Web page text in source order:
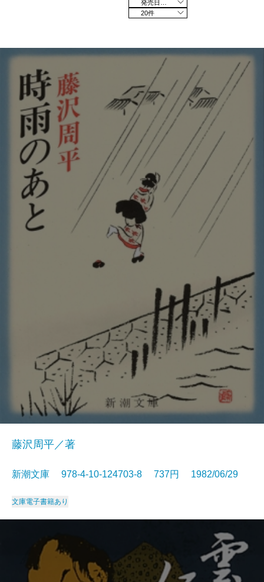
20件
藤沢周平／著
新潮文庫 978-4-10-124703-8 737円 1982/06/29
文庫電子書籍あり